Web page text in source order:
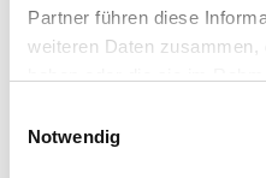
Partner führen diese
weiteren Daten zusammen,
Notwendig
Lire l'article